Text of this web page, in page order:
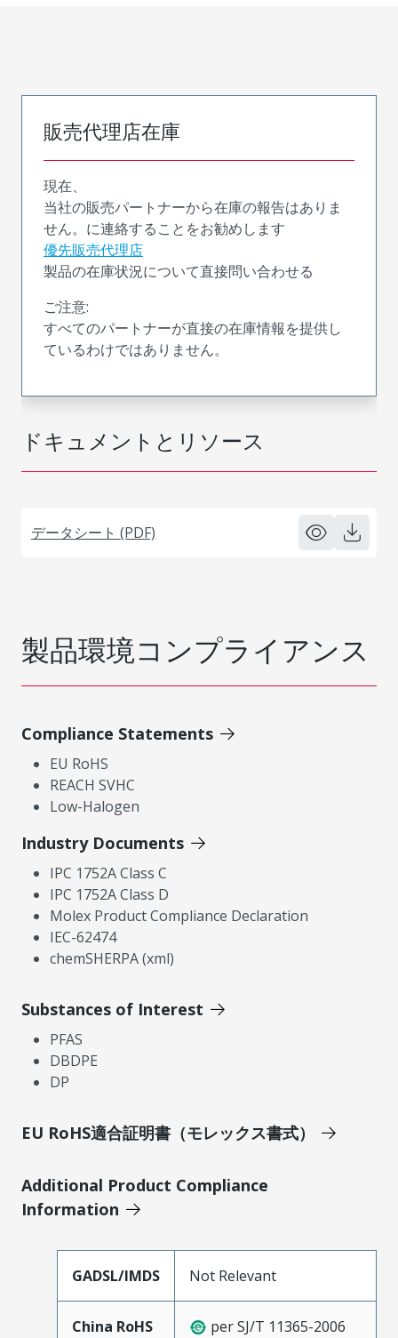
ドキュメントとリソース
データシート (PDF)
販売代理店在庫
現在、
当社の販売パートナーから在庫の報告はありま
せん。に連絡することをお勧めします
優先販売代理店
製品の在庫状況について直接問い合わせる
ご注意:
すべてのパートナーが直接の在庫情報を提供し
ているわけではありません。
製品環境コンプライアンス
Compliance Statements
EU RoHS
REACH SVHC
Low-Halogen
Industry Documents
IPC 1752A Class C
IPC 1752A Class D
Molex Product Compliance Declaration
IEC-62474
chemSHERPA (xml)
Substances of Interest
PFAS
DBDPE
DP
EU RoHS適合証明書（モレックス書式）
Additional Product Compliance
Information
GADSL/IMDS Not Relevant
China RoHS per SJ/T 11365-2006